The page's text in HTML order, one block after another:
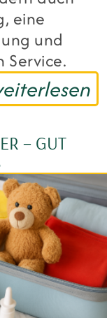
eine
und
Service.
– GUT